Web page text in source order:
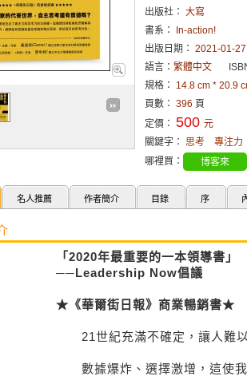
出版社： 大寫
書系：
In-action!
出版日期： 2021-01-27
語言： 繁體中文
規格： 14.8 cm *
頁數： 396 頁
定價： 500 元
關鍵字： 思考 專注力
哪裡買：
博客來
名人推薦 作者簡介 目錄 序
「2020年最重要的一本領導書」
──Leadership Now倡議
★《華爾街日報》商業暢銷書★
21世紀充滿不確定，讓人難以
數據爆炸、選擇激增，這使我